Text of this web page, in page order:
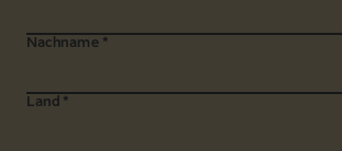
Nachname *
Land *